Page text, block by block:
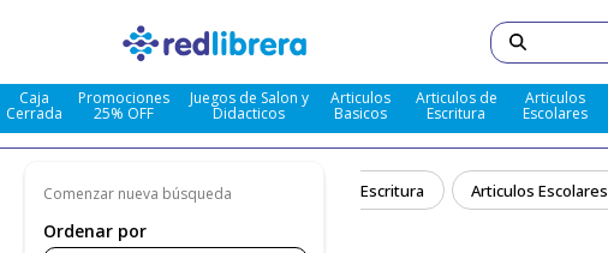
Caja
Cerrada
Promociones
25% OFF
Juegos de Salon y
Didacticos
Articulos
Basicos
Articulos de
Escritura
Articulos
Escolares
Comenzar nueva búsqueda
Ordenar por
Articulos Basicos Articulos De Escritura Articulos Escolares